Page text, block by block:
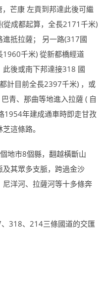
芒康 左貢到邦達此後可繼
成都起算，全長2171千米)
抵拉薩； 另一路(317國
千米) 從新都橋經道
後或南下邦達接318 國
計目前全長2397千米) ，或
青、那曲等地進入拉薩 ( 自
1954年建成通車時即走甘孜
條路。
地市8個縣，翻越橫斷山
其眾多支脈，跨過金沙
洋河、拉薩河等十多條奔
318、214三條國道的交匯